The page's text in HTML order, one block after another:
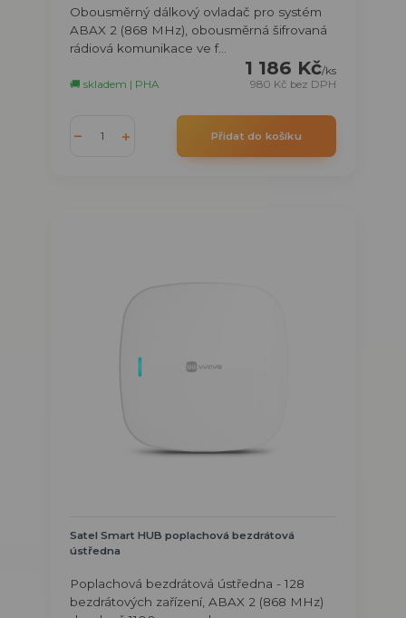
Obousměrný dálkový ovladač pro systém
ABAX 2 (868 MHz), obousměrná šifrovaná
rádiová komunikace ve f...
1 186 Kč/ks
980 Kč bez DPH
🚚 skladem | PHA
Přidat do košíku
Satel Smart HUB poplachová bezdrátová
ústředna
Poplachová bezdrátová ústředna - 128
bezdrátových zařízení, ABAX 2 (868 MHz)